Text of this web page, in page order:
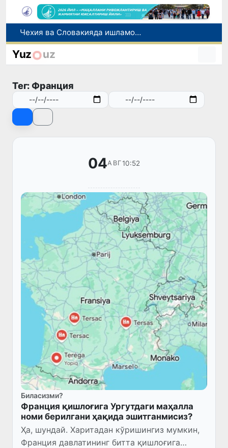
Боланинг фамилиясига отасининг исмини беришга рухсат берилади
Беҳруз Каримов фаолиятини Швейцариянинг «Лугано» клубида давом эттиради
Чехия ва Словакияда ишламоқчи бўлган тиббиёт мутахассислари рўйхатга олинади
Yuz uz
Тег: Франция
04АВГ10:52
Биласизми?
Франция қишлоғига Ургутдаги маҳалла
номи берилгани ҳақида эшитганмисиз?
Ҳа, шундай. Харитадан кўришингиз мумкин,
Франция давлатининг битта қишлоғига